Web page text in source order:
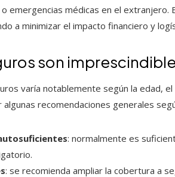
emergencias médicas en el
a minimizar el impacto financiero y
son
varía notablemente según la edad,
recomendaciones generales
: normalmente es
: se recomienda ampliar la cobertura a